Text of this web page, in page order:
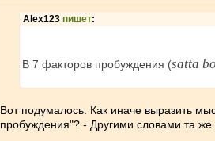
Alex123 пишет:
В 7 факторов пробуждения (satta
Вот подумалось. Как иначе выразить
пробуждения"? - Другими словами та же